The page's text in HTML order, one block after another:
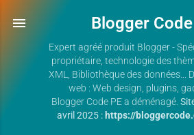
Blogger Code
Expert agréé produit Blogger -
propriétaire, technologie des
XML, Bibliothèque des données...
web : Web design, plugins,
Blogger Code PE a déménagé.
avril 2025 : https://